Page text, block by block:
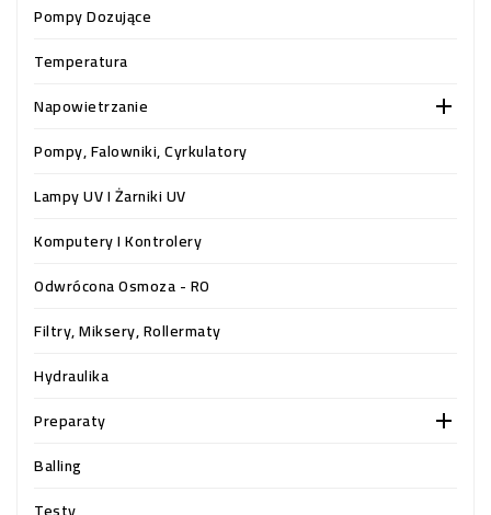
WODNE
KONTAKT
NAMI
Pompy Dozujące
Temperatura
Napowietrzanie

Pompy, Falowniki, Cyrkulatory
Lampy UV I Żarniki UV
Komputery I Kontrolery
Odwrócona Osmoza - RO
Filtry, Miksery, Rollermaty
Hydraulika
Preparaty

Balling